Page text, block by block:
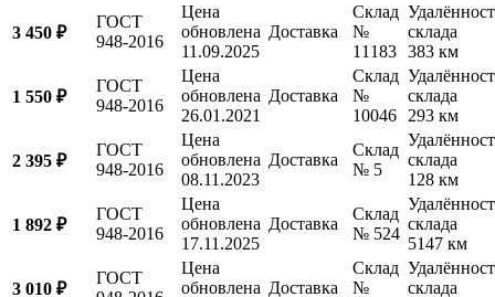
3 450 ₽
ГОСТ
948-2016
Цена
обновлена
11.09.2025
Доставка
Склад
№
11183
склада
383 км
1 550 ₽
ГОСТ
948-2016
Цена
обновлена
26.01.2021
Доставка
Склад
№
10046
склада
293 км
2 395 ₽
ГОСТ
948-2016
Цена
обновлена
08.11.2023
Доставка
Склад
№ 5
склада
128 км
1 892 ₽
ГОСТ
948-2016
Цена
обновлена
17.11.2025
Доставка
Склад
№ 524
склада
5147 км
3 010 ₽
ГОСТ
Цена
обновлена Доставка
Склад
№
склада